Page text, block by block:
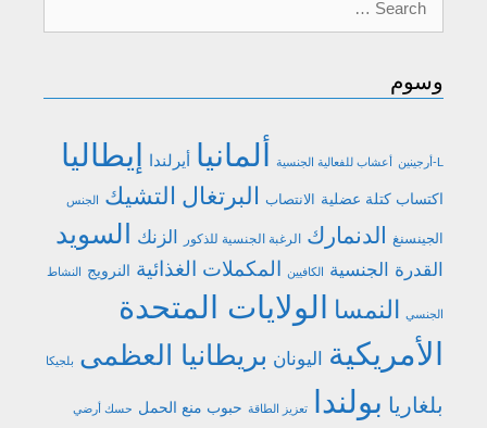
وسوم
أعشاب للفعالية الجنسية ألمانيا أيرلندا إيطاليا
اكتساب كتلة عضلية الانتصاب البرتغال التشيك الجنس
الجينسنغ الدنمارك الرغبة الجنسية للذكور الزنك السويد
القدرة الجنسية الكافيين المكملات الغذائية النرويج النشاط
الجنسي النمسا
الولايات المتحدة
الأمريكية
اليونان بريطانيا العظمى بلجيكا
بلغاريا بولندا تعزيز الطاقة حبوب منع الحمل حسك أرضي